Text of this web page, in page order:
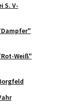
S. V-
Weiß"